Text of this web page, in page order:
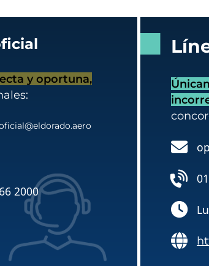
y oportuna,
2000